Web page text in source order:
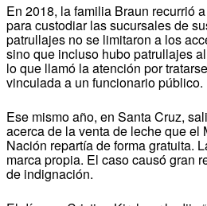
En 2018, la familia Braun recurrió
para custodiar las sucursales de
patrullajes no se limitaron a los
sino que incluso hubo patrullajes
lo que llamó la atención por
vinculada a un funcionario público.
Ese mismo año, en Santa Cruz,
acerca de la venta de leche que el
Nación repartía de forma gratuita.
marca propia. El caso causó gran
de indignación.